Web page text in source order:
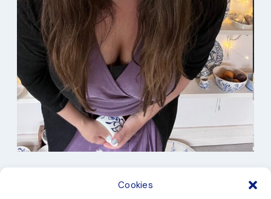
Cookies